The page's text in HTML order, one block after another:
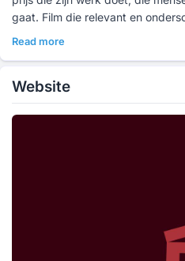
gaat. Film die relevant en
Filmkantoor.
Read more
Website